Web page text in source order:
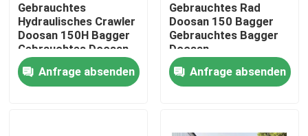
Gebrauchtes
Hydraulisches Crawler
Doosan 150H Bagger
Gebrauchtes Doosan
Bagger
Anfrage absenden
Gebrauchtes Rad
Doosan 150 Bagger
Gebrauchtes Bagger
Doosan
Anfrage absenden